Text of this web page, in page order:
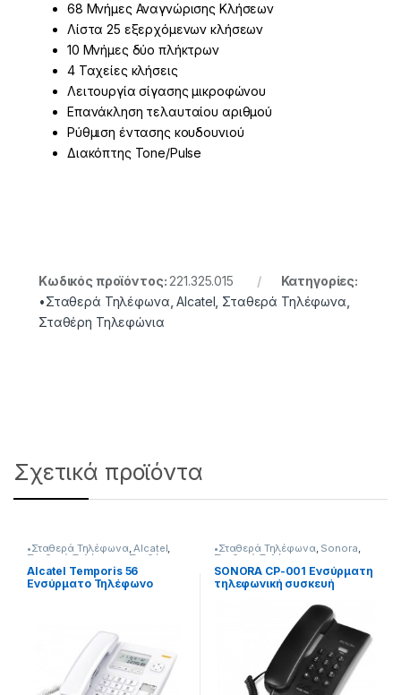
68 Μνήμες Αναγνώρισης Κλήσεων
Λίστα 25 εξερχόμενων κλήσεων
10 Μνήμες δύο πλήκτρων
4 Ταχείες κλήσεις
Λειτουργία σίγασης μικροφώνου
Επανάκληση τελαυταίου αριθμού
Ρύθμιση έντασης κουδουνιού
Διακόπτης Tone/Pulse
Κωδικός προϊόντος: 221.325.015
Κατηγορίες:
•Σταθερά Τηλέφωνα ,Alcatel Σταθερά Τηλέφωνα
Σταθέρη Τηλεφώνια
Σχετικά προϊόντα
•Σταθερά Τηλέφωνα,Alcatel,
Σταθερά Τηλέφωνα Σταθέρη
Τηλεφώνια
Alcatel Temporis 56
Ενσύρματο Τηλέφωνο
•Σταθερά Τηλέφωνα, Sonora,
Σταθερά Τηλέφωνα
SONORA CP-001 Eνσύρματη
τηλεφωνική συσκευή